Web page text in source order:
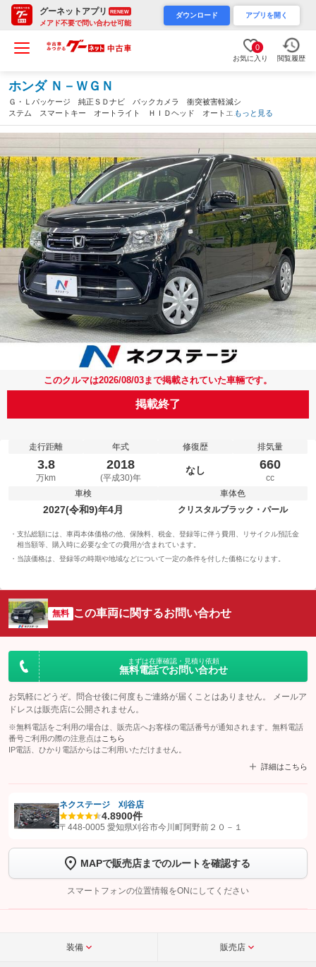
グーネットアプリ RENEW
メアド不要で問い合わせ可能
ダウンロード アプリを開く
0
お気に入り 閲覧履歴
ホンダ Ｎ－ＷＧＮ
Ｇ・Ｌパッケージ 純正ＳＤナビ バックカメラ 衝突被害軽減シ
ステム スマートキー オートライト ＨＩＤヘッド オートエア
コン Ｂｌｕｅｔｏｏｔｈ パワステ 電動格納ミラー パワーウ
ィンドウ 禁煙車（愛知県）
もっと見る
このクルマは2026/08/03まで掲載されていた車輛です。
掲載終了
走行距離
3.8
万km
年式
2018
(平成30)年
修復歴
なし
排気量
660
cc
車検
2027(令和9)年4月
車体色
クリスタルブラック・パール
支払総額には、車両本体価格の他、保険料、税金、登録等に伴う費用、リサイクル預託金
相当額等、購入時に必要な全ての費用が含まれています。
当該価格は、登録等の時期や地域などについて一定の条件を付した価格になります。
無料 この車両に関するお問い合わせ
まずは在庫確認・見積り依頼
無料電話でお問い合わせ
お気軽にどうぞ。問合せ後に何度もご連絡が届くことはありません。 メールア
ドレスは販売店に公開されません。
※無料電話をご利用の場合は、販売店へお客様の電話番号が通知されます。無料電話
番号ご利用の際の注意点は こちら
IP電話、ひかり電話からはご利用いただけません。
詳細はこちら
【STEP1】認証画面でグーネットを友だち追加してから「許可する」ボタンを押
トーク画面で
ボタンをタップして問い合わせを
完了してください。
こちら
ネクステージ 刈谷店
4.8900件
〒448-0005 愛知県刈谷市今川町阿野前２０－１
MAPで販売店までのルートを確認する
スマートフォンの位置情報をONにしてください
装備 販売店